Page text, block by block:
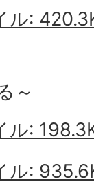
ル:
～
ル:
ル: